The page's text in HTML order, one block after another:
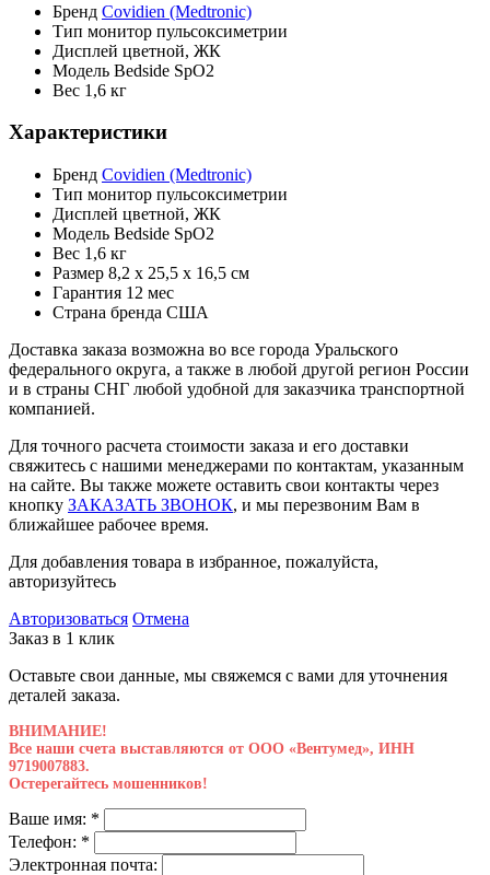
Бренд Covidien (Medtronic)
Тип монитор пульсоксиметрии
Дисплей цветной, ЖК
Модель Bedside SpO2
Вес 1,6 кг
Характеристики
Бренд Covidien (Medtronic)
Тип монитор пульсоксиметрии
Дисплей цветной, ЖК
Модель Bedside SpO2
Вес 1,6 кг
Размер 8,2 х 25,5 х 16,5 см
Гарантия 12 мес
Страна бренда США
Доставка заказа возможна во все города Уральского
федерального округа, а также в любой другой регион России
и в страны СНГ любой удобной для заказчика транспортной
компанией.
Для точного расчета стоимости заказа и его доставки
свяжитесь с нашими менеджерами по контактам, указанным
на сайте. Вы также можете оставить свои контакты через
кнопку ЗАКАЗАТЬ ЗВОНОК, и мы перезвоним Вам в
ближайшее рабочее время.
Для добавления товара в избранное, пожалуйста,
авторизуйтесь
Авторизоваться Отмена
Заказ в 1 клик
Оставьте свои данные, мы свяжемся с вами для уточнения
деталей заказа.
ВНИМАНИЕ!
Все наши счета выставляются от ООО «Вентумед», ИНН
9719007883.
Остерегайтесь мошенников!
Ваше имя: *
Телефон: *
Электронная почта: